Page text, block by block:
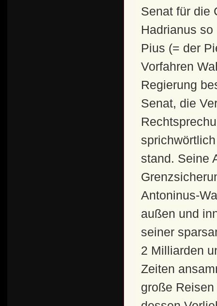
Senat für die
Hadrianus
Pius (= der
Vorfahren
Regierung
Senat, die
stand. Seine
Antoninus-
außen und
seiner
2 Milliarden
Zeiten
große